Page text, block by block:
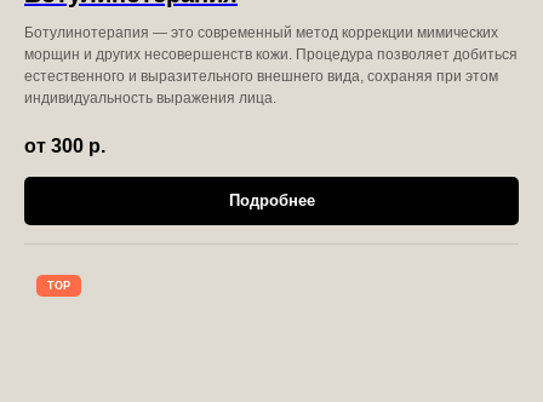
Ботулинотерапия — это современный метод коррекции мимических
морщин и других несовершенств кожи. Процедура позволяет добиться
естественного и выразительного внешнего вида, сохраняя при этом
индивидуальность выражения лица.
от 300 р.
Подробнее
TOP